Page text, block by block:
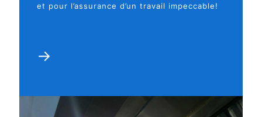
et pour l’assurance d’un travail impeccable!
→